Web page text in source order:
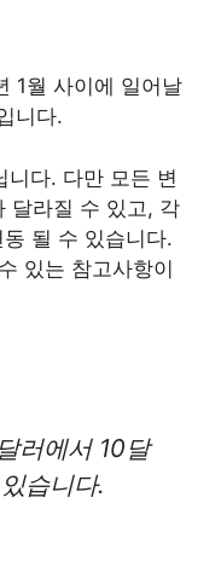
1월 사이에 일어날
니다.
니다. 다만 모든 변
달라질 수 있고, 각
될 수 있습니다.
있는 참고사항이
러에서 10달
습니다.